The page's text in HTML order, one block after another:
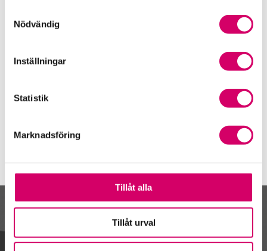
Nödvändig
Inställningar
Statistik
Marknadsföring
Tillåt alla
Tillåt urval
Auktoriserad Redovisningskonsult
018-15 21 90
Webbadress